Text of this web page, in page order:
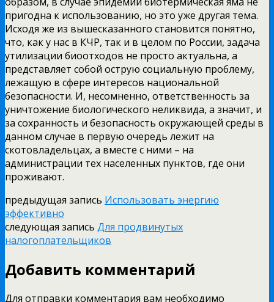
пригодна к использованию, но это уже другая тема.
Исходя же из вышесказанного становится понятно,
что, как у нас в КЧР, так и в целом по России, задача
утилизации биоотходов не просто актуальна, а
представляет собой острую социальную проблему,
лежащую в сфере интересов национальной
безопасности. И, несомненно, ответственность за
уничтожение биологического неликвида, а значит, и
за сохранность и безопасность окружающей среды в
данном случае в первую очередь лежит на
скотовладельцах, а вместе с ними – на
администрации тех населенных пунктов, где они
проживают.
предыдущая запись Использовать энергию
эффективно
следующая запись Для продвинутых
налогоплательщиков
Добавить комментарий
Для отправки комментария вам необходимо